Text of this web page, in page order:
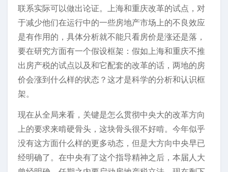
联系实际可以做出论证。上海和重庆改革的试点，对
于减少他们在运行中的一些房地产市场上的不良效应
是有作用的，具体分析就不能只看房价是涨还是落，
要在研究方面有一个假设框架：假如上海和重庆不推
出房产税的试点以及和它配套的改革的话，两地的房
价会涨到什么样的状态？这才是科学的分析和认识框
架。
现在从全局来看，关键是怎么贯彻中央大的改革方向
上的要求来啃硬骨头，这块骨头很不好啃。今年似乎
没有这方面什么样的更多动态，但是大方向中央早已
经明确了。在中央有了这个指导精神之后，本届人大